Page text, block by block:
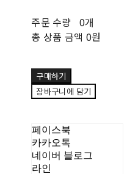
주문 수량 0개
총 상품 금액 0원
구매하기
장바구니에 담기
페이스북
카카오톡
네이버 블로그
라인